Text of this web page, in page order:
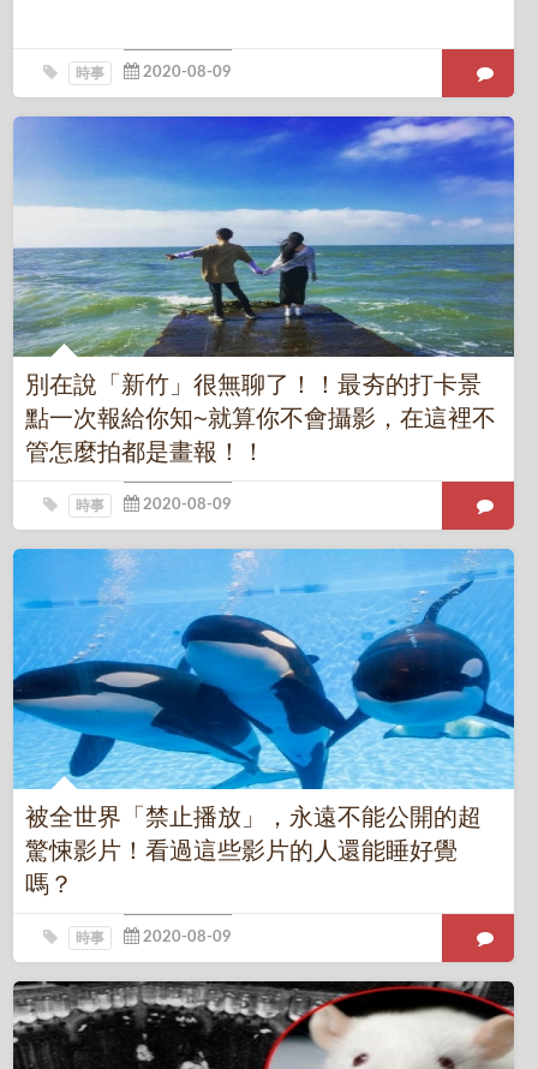
時事
別在說「新竹」很無聊了！！最夯的打卡景
點一次報給你知~就算你不會攝影，在這裡不
管怎麼拍都是畫報！！
時事
被全世界「禁止播放」，永遠不能公開的超
驚悚影片！看過這些影片的人還能睡好覺
嗎？
時事